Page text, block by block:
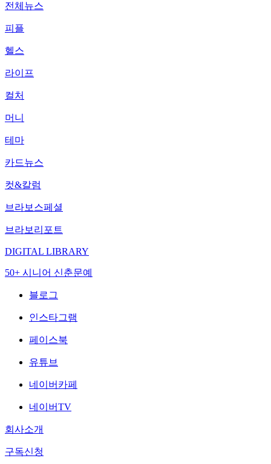
전체뉴스
피플
헬스
라이프
컬처
머니
테마
카드뉴스
컷&칼럼
브라보스페셜
브라보리포트
DIGITAL LIBRARY
50+ 시니어 신춘문예
블로그
인스타그램
페이스북
유튜브
네이버카페
네이버TV
회사소개
구독신청